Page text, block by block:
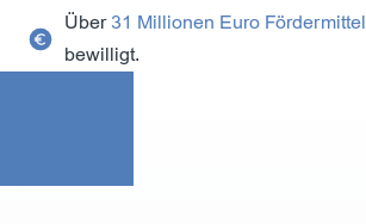
Über31 Millionen Euro Fördermittel
bewilligt.